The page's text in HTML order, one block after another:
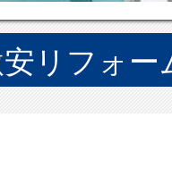
リフォー